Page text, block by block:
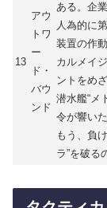
13
アウ
トワ
ー
ド・
バウ
ンド
ある。企
人為的に
装置の作
カルメイ
ントをめ
潜水艦“メ
令が響い
もう、負
ラ”を破